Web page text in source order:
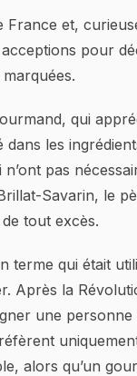
et,
pour
qui
les
pas
Savarin, le
tout excès.
terme qui était
Après la
une
alors qu’un